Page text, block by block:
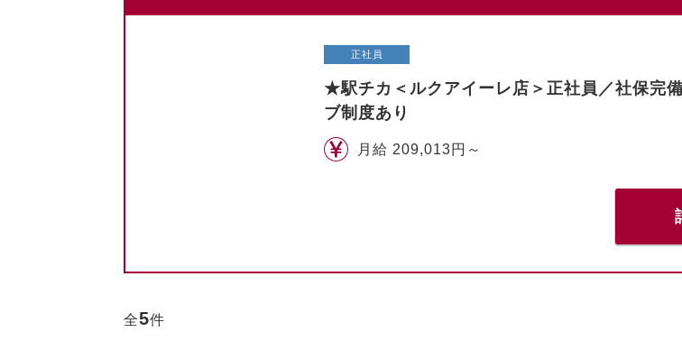
正社員
★駅チカ＜ルクアイーレ店＞正社員／社保完
ブ制度あり
月給 209,013円～
全5件